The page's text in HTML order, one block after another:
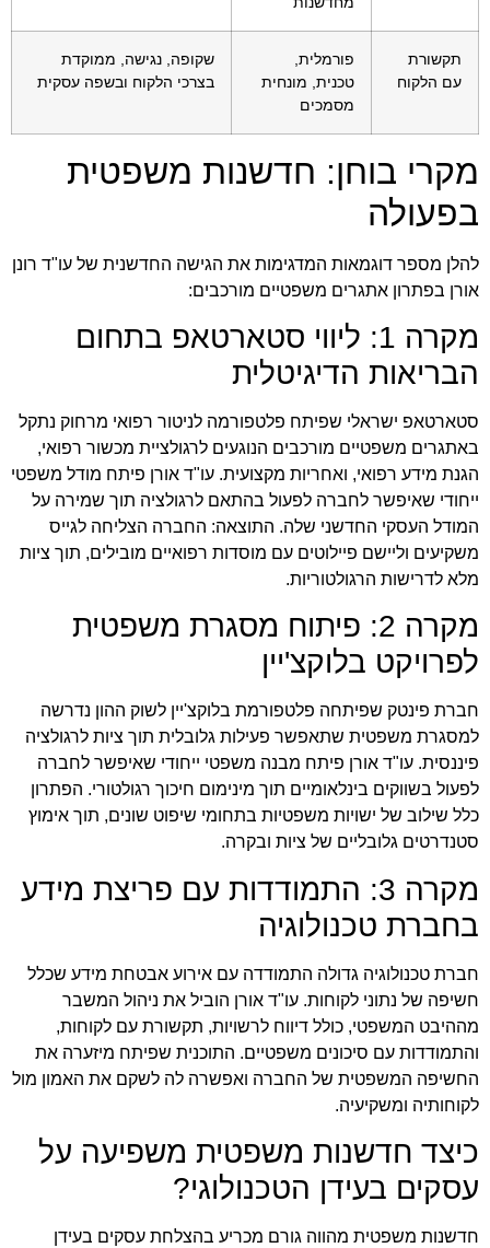
תקשורת
עם הלקוח
פורמלית,
טכנית, מונחית
מסמכים
שקופה, נגישה, ממוקדת
בצרכי הלקוח ובשפה עסקית
מקרי בוחן: חדשנות משפטית
בפעולה
להלן מספר דוגמאות המדגימות את הגישה החדשנית של עו"ד רונן
אורן בפתרון אתגרים משפטיים מורכבים:
מקרה 1: ליווי סטארטאפ בתחום
הבריאות הדיגיטלית
סטארטאפ ישראלי שפיתח פלטפורמה לניטור רפואי מרחוק נתקל
באתגרים משפטיים מורכבים הנוגעים לרגולציית מכשור רפואי,
הגנת מידע רפואי, ואחריות מקצועית. עו"ד אורן פיתח מודל משפטי
ייחודי שאיפשר לחברה לפעול בהתאם לרגולציה תוך שמירה על
המודל העסקי החדשני שלה. התוצאה: החברה הצליחה לגייס
משקיעים וליישם פיילוטים עם מוסדות רפואיים מובילים, תוך ציות
מלא לדרישות הרגולטוריות.
מקרה 2: פיתוח מסגרת משפטית
לפרויקט בלוקצ'יין
חברת פינטק שפיתחה פלטפורמת בלוקצ'יין לשוק ההון נדרשה
למסגרת משפטית שתאפשר פעילות גלובלית תוך ציות לרגולציה
פיננסית. עו"ד אורן פיתח מבנה משפטי ייחודי שאיפשר לחברה
לפעול בשווקים בינלאומיים תוך מינימום חיכוך רגולטורי. הפתרון
כלל שילוב של ישויות משפטיות בתחומי שיפוט שונים, תוך אימוץ
סטנדרטים גלובליים של ציות ובקרה.
מקרה 3: התמודדות עם פריצת מידע
בחברת טכנולוגיה
חברת טכנולוגיה גדולה התמודדה עם אירוע אבטחת מידע שכלל
חשיפה של נתוני לקוחות. עו"ד אורן הוביל את ניהול המשבר
מההיבט המשפטי, כולל דיווח לרשויות, תקשורת עם לקוחות,
והתמודדות עם סיכונים משפטיים. התוכנית שפיתח מיזערה את
החשיפה המשפטית של החברה ואפשרה לה לשקם את האמון מול
לקוחותיה ומשקיעיה.
כיצד חדשנות משפטית משפיעה על
עסקים בעידן הטכנולוגי?
חדשנות משפטית מהווה גורם מכריע בהצלחת עסקים בעידן